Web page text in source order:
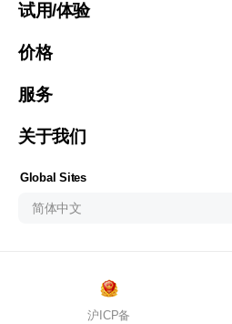
试用/体验
价格
服务
关于我们
Global Sites
简体中文
Malaysia (English)
한국 (한국어)
Indonesia (Bahasa Indonesia)
Philipines(English)
Узбекистан (русский)
沪ICP备